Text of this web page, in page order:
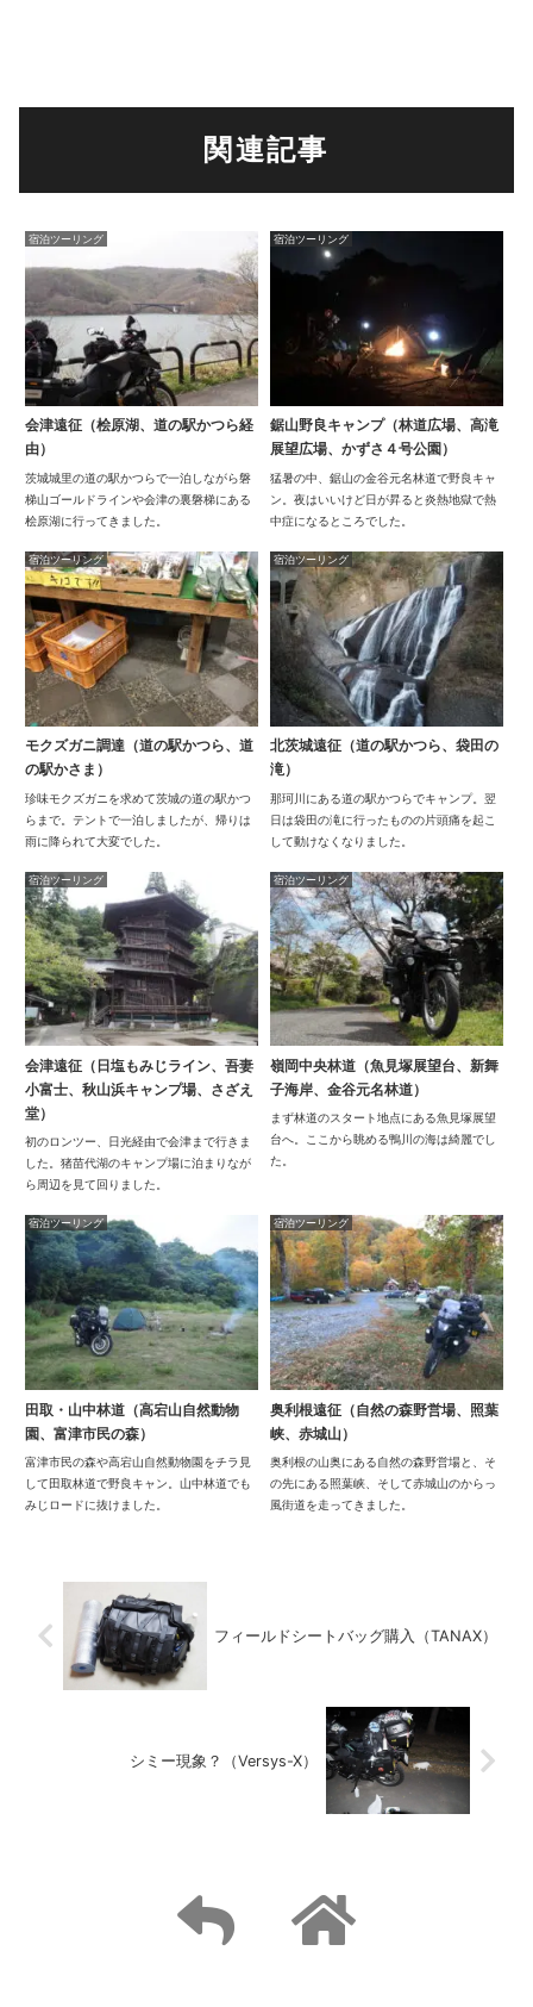
関連記事
宿泊ツーリング
会津遠征（桧原湖、道の駅かつら経
由）
茨城城里の道の駅かつらで一泊しながら磐
梯山ゴールドラインや会津の裏磐梯にある
桧原湖に行ってきました。
宿泊ツーリング
鋸山野良キャンプ（林道広場、高滝
展望広場、かずさ４号公園）
猛暑の中、鋸山の金谷元名林道で野良キャ
ン。夜はいいけど日が昇ると炎熱地獄で熱
中症になるところでした。
宿泊ツーリング
モクズガニ調達（道の駅かつら、道
の駅かさま）
珍味モクズガニを求めて茨城の道の駅かつ
らまで。テントで一泊しましたが、帰りは
雨に降られて大変でした。
宿泊ツーリング
北茨城遠征（道の駅かつら、袋田の
滝）
那珂川にある道の駅かつらでキャンプ。翌
日は袋田の滝に行ったものの片頭痛を起こ
して動けなくなりました。
宿泊ツーリング
会津遠征（日塩もみじライン、吾妻
小富士、秋山浜キャンプ場、さざえ
堂）
初のロンツー、日光経由で会津まで行きま
した。猪苗代湖のキャンプ場に泊まりなが
ら周辺を見て回りました。
宿泊ツーリング
嶺岡中央林道（魚見塚展望台、新舞
子海岸、金谷元名林道）
まず林道のスタート地点にある魚見塚展望
台へ。ここから眺める鴨川の海は綺麗でし
た。
宿泊ツーリング
田取・山中林道（高宕山自然動物
園、富津市民の森）
富津市民の森や高宕山自然動物園をチラ見
して田取林道で野良キャン。山中林道でも
みじロードに抜けました。
宿泊ツーリング
奥利根遠征（自然の森野営場、照葉
峡、赤城山）
奥利根の山奥にある自然の森野営場と、そ
の先にある照葉峡、そして赤城山のからっ
風街道を走ってきました。
フィールドシートバッグ購入（TANAX）
シミー現象？（Versys-X）